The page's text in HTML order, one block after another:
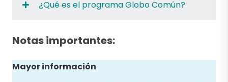
¿Qué es el programa Globo Común?
Notas importantes:
Mayor información